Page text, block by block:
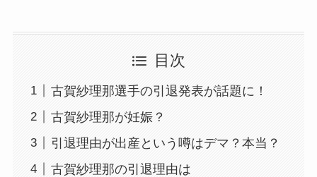
目次
古賀紗理那選手の引退発表が話題に！
古賀紗理那が妊娠？
引退理由が出産という噂はデマ？本当？
古賀紗理那の引退理由は